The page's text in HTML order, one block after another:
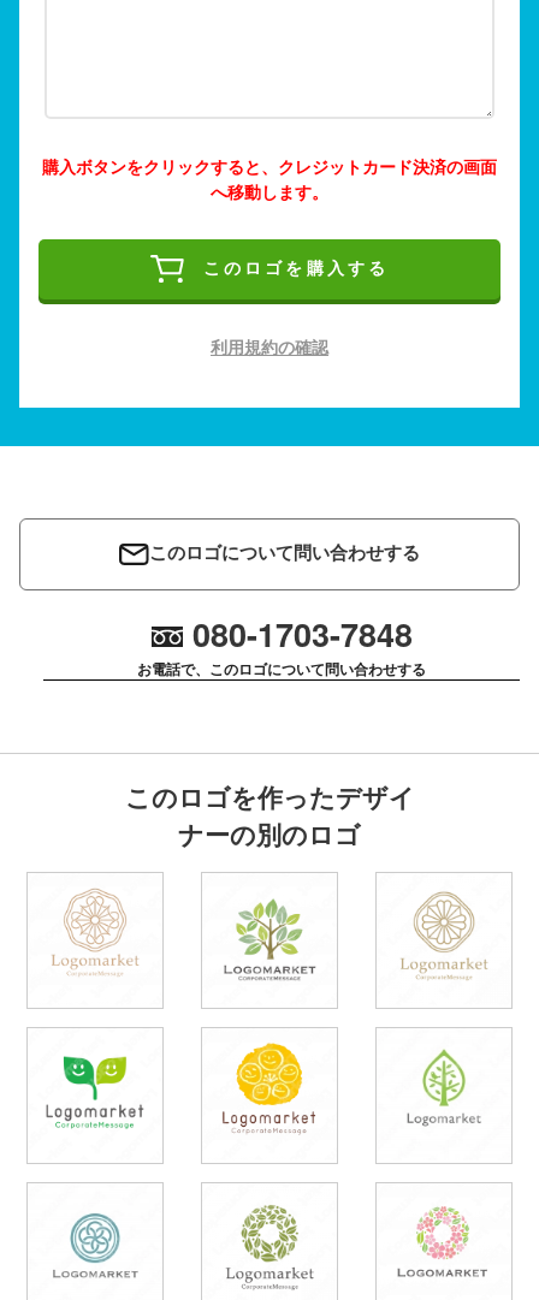
購入ボタンをクリックすると、クレジットカード決済の画面
へ移動します。
このロゴを購入する
利用規約の確認
このロゴについて問い合わせする
080-1703-7848
お電話で、このロゴについて問い合わせする
このロゴを作ったデザイ
ナーの別のロゴ